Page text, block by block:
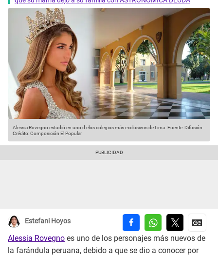
Alessia Rovegno estudió en uno d elos colegios más exclusivos de Lima. Fuente: Difusión -
Crédito: Composición El Popular
Estefani Hoyos
Alessia Rovegno es uno de los personajes más nuevos de
la farándula peruana, debido a que se dio a conocer por